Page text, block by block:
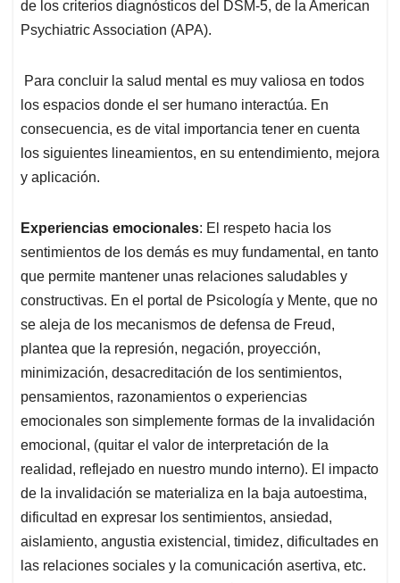
de los criterios diagnósticos del DSM-5, de la American
Psychiatric Association (APA).
Para concluir la salud mental es muy valiosa en todos
los espacios donde el ser humano interactúa. En
consecuencia, es de vital importancia tener en cuenta
los siguientes lineamientos, en su entendimiento, mejora
y aplicación.
Experiencias emocionales: El respeto hacia los
sentimientos de los demás es muy fundamental, en tanto
que permite mantener unas relaciones saludables y
constructivas. En el portal de Psicología y Mente, que no
se aleja de los mecanismos de defensa de Freud,
plantea que la represión, negación, proyección,
minimización, desacreditación de los sentimientos,
pensamientos, razonamientos o experiencias
emocionales son simplemente formas de la invalidación
emocional, (quitar el valor de interpretación de la
realidad, reflejado en nuestro mundo interno). El impacto
de la invalidación se materializa en la baja autoestima,
dificultad en expresar los sentimientos, ansiedad,
aislamiento, angustia existencial, timidez, dificultades en
las relaciones sociales y la comunicación asertiva, etc.